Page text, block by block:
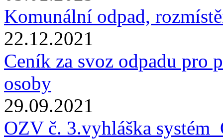
Komunální odpad,
22.12.2021
Ceník za svoz odpadu pro
osoby
29.09.2021
OZV č. 3.vyhláška